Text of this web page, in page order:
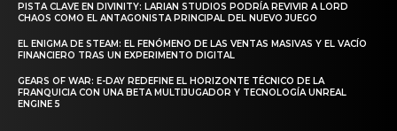
PISTA CLAVE EN DIVINITY: LARIAN STUDIOS PODRÍA REVIVIR A LORD
CHAOS COMO EL ANTAGONISTA PRINCIPAL DEL NUEVO JUEGO
EL ENIGMA DE STEAM: EL FENÓMENO DE LAS VENTAS MASIVAS Y EL VACÍO
FINANCIERO TRAS UN EXPERIMENTO DIGITAL
GEARS OF WAR: E-DAY REDEFINE EL HORIZONTE TÉCNICO DE LA
FRANQUICIA CON UNA BETA MULTIJUGADOR Y TECNOLOGÍA UNREAL
ENGINE 5